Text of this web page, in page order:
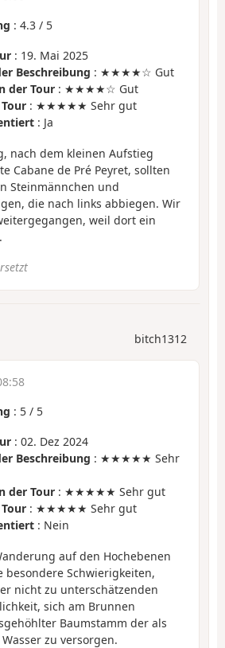
: 4.3 / 5
: 19. Mai 2025
Beschreibung : ★★★★☆ Gut
der Tour : ★★★★☆ Gut
: ★★★★★ Sehr gut
: Ja
nach dem kleinen Aufstieg
Cabane de Pré Peyret, sollten
Steinmännchen und
die nach links abbiegen. Wir
weil dort ein
bitch1312
: 5 / 5
: 02. Dez 2024
Beschreibung : ★★★★★ Sehr
der Tour : ★★★★★ Sehr gut
: ★★★★★ Sehr gut
: Nein
auf den Hochebenen
besondere Schwierigkeiten,
nicht zu unterschätzenden
sich am Brunnen
Baumstamm der als
zu versorgen.